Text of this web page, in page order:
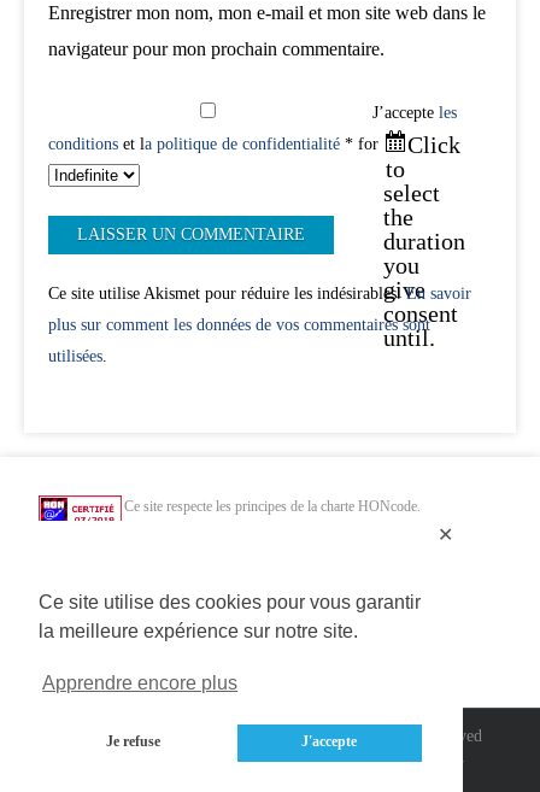
Ce site utilise des cookies pour vous garantir
la meilleure expérience sur notre site.
Apprendre encore plus
Je refuse J'accepte
✕
Enregistrer mon nom, mon e-mail et mon site web dans le
navigateur pour mon prochain commentaire.
J’accepte les
conditions et la politique de confidentialité * for
Click
to
select
the
duration
you
give
consent
until.
Ce site utilise Akismet pour réduire les indésirables.En savoir
plus sur comment les données de vos commentaires sont
utilisées
Ce site respecte les principes de la charte HONcode.
Copyright 2014>2020 Connected Mag SAS | All Rights Reserved
A propos / Contact
/